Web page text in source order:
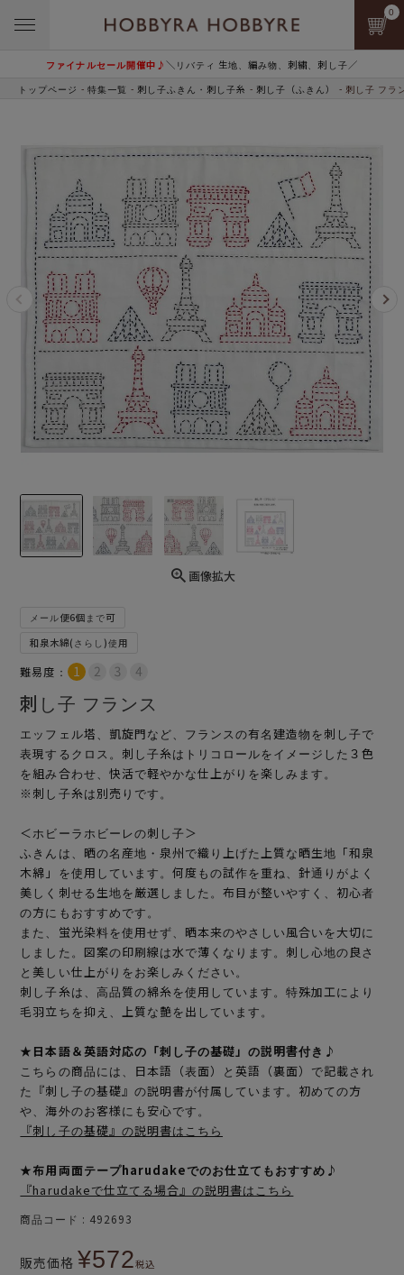
ファイナルセール開催中♪ ＼リバティ 生地、編み物、刺繍、刺し子／
0
トップページ 特集一覧 刺し子ふきん・刺し子糸 刺し子（ふきん） 刺し子 フラ
画像拡大
メール便6個まで可
和泉木綿(さらし)使用
難易度：
刺し子 フランス
エッフェル塔、凱旋門など、フランスの有名建造物を刺し子で
表現するクロス。刺し子糸はトリコロールをイメージした３色
を組み合わせ、快活で軽やかな仕上がりを楽しみます。
※刺し子糸は別売りです。
＜ホビーラホビーレの刺し子＞
ふきんは、晒の名産地・泉州で織り上げた上質な晒生地「和泉
木綿」を使用しています。何度もの試作を重ね、針通りがよく
美しく刺せる生地を厳選しました。布目が整いやすく、初心者
の方にもおすすめです。
また、蛍光染料を使用せず、晒本来のやさしい風合いを大切に
しました。図案の印刷線は水で薄くなります。刺し心地の良さ
と美しい仕上がりをお楽しみください。
刺し子糸は、高品質の綿糸を使用しています。特殊加工により
毛羽立ちを抑え、上質な艶を出しています。
★日本語＆英語対応の「刺し子の基礎」の説明書付き♪
こちらの商品には、日本語（表面）と英語（裏面）で記載され
た『刺し子の基礎』の説明書が付属しています。初めての方
や、海外のお客様にも安心です。
『刺し子の基礎』の説明書はこちら
★布用両面テープharudakeでのお仕立てもおすすめ♪
『harudakeで仕立てる場合』の説明書はこちら
商品コード 492693
販売価格 ¥572税込